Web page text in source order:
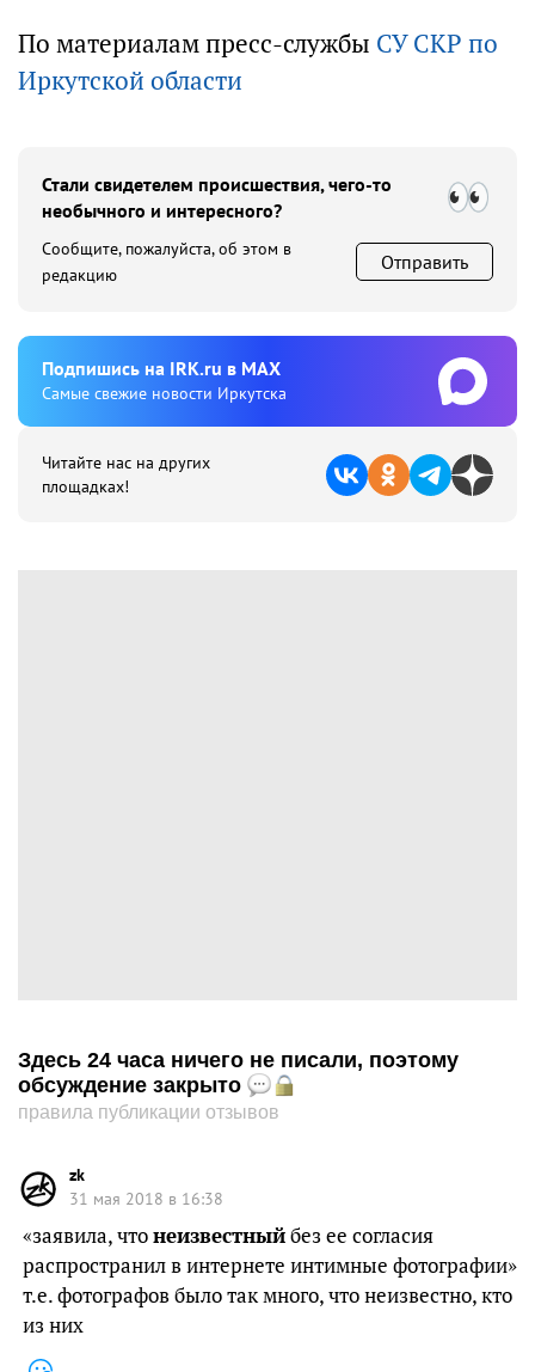
По материалам пресс-службы СУ СКР по
Иркутской области
Стали свидетелем происшествия, чего-то
необычного и интересного?
Сообщите, пожалуйста, об этом в
редакцию
Отправить
Подпишиcь на IRK.ru в MAX
Cамые свежие новости Иркутска
Читайте нас на других
площадках!
Здесь 24 часа ничего не писали, поэтому
обсуждение закрыто
правила публикации отзывов
zk
31 мая 2018 в 16:38
«заявила, чтонеизвестныйбез ее согласия
распространил в интернете интимные фотографии»
т.е. фотографов было так много, что неизвестно, кто
из них